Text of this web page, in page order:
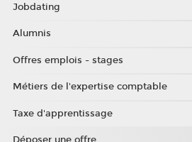
Jobdating
Alumnis
Offres emplois - stages
Métiers de l'expertise comptable
Taxe d'apprentissage